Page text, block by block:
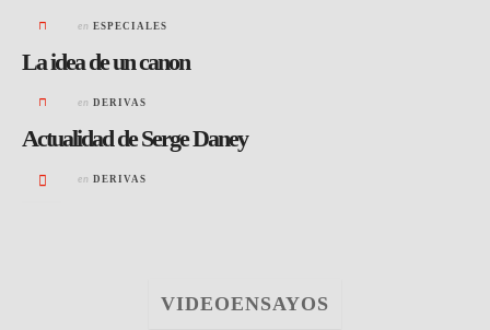
en ESPECIALES
La idea de un canon
en DERIVAS
Actualidad de Serge Daney
en DERIVAS
VIDEOENSAYOS